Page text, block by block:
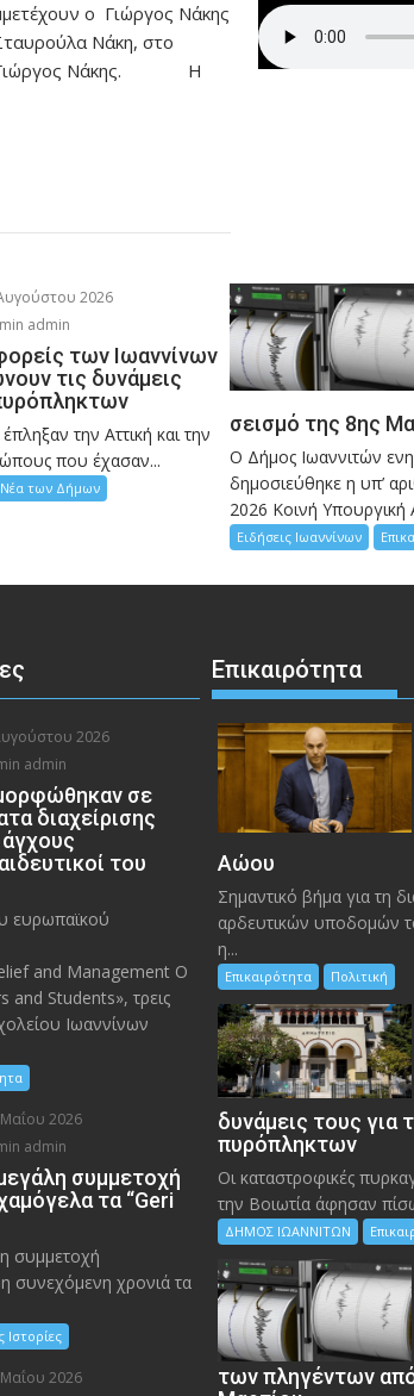
ο Γιώργος Νάκης
Νάκη, στο
ο Γιώργος Νάκης. Η
2026
admin
των Ιωαννίνων
τις δυνάμεις
την Αττική και την
που έχασαν...
Νέα των Δήμων
σεισμό της 8ης
Ο Δήμος Ιωαννιτών
δημοσιεύθηκε η υπ’
2026 Κοινή
Ειδήσεις Ιωαννίνων
2026
admin
σε
διαχείρισης
του
ευρωπαϊκού
and Management O
Students», τρεις
Ιωαννίνων
2026
admin
συμμετοχή
τα “Geri
συμμετοχή
συνεχόμενη χρονιά τα
Ιστορίες
2026
Επικαιρότητα
Αώου
Σημαντικό βήμα για τη
αρδευτικών υποδομών
η...
Επικαιρότητα Πολιτική
δυνάμεις τους για
πυρόπληκτων
Οι καταστροφικές
την Bοιωτία άφησαν
ΔΗΜΟΣ ΙΩΑΝΝΙΤΩΝ
των πληγέντων